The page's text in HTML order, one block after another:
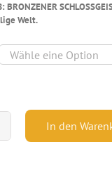
Welt.
In den